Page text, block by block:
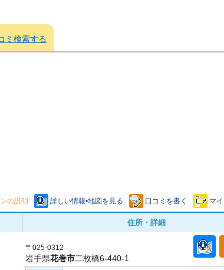
ミ検索する
の説明 詳しい情報•地図を見る 口コミを書く マ
住所・詳細
〒025-0312
岩手県花巻市二枚橋6-440-1